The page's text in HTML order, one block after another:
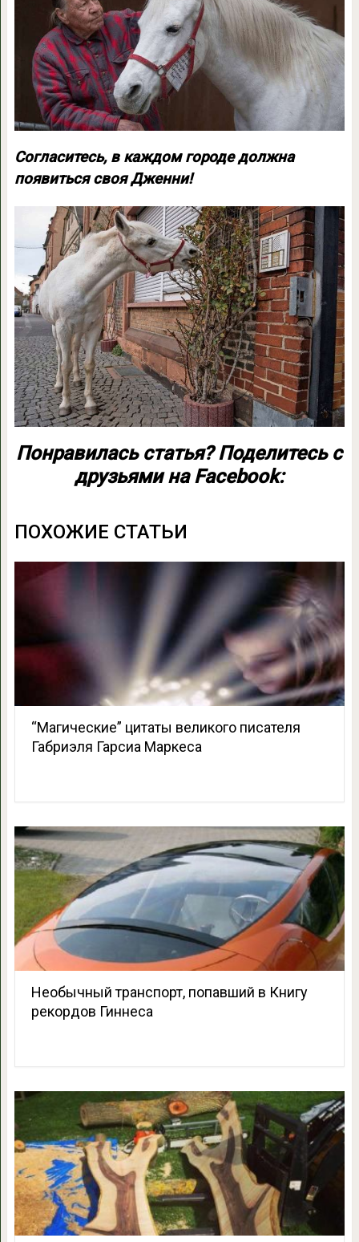
Согласитесь, в каждом городе должна
появиться своя Дженни!
Понравилась статья? Поделитесь с
друзьями на Facebook:
ПОХОЖИЕ СТАТЬИ
“Магические” цитаты великого писателя
Габриэля Гарсиа Маркеса
Необычный транспорт, попавший в Книгу
рекордов Гиннеса